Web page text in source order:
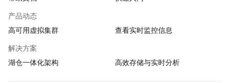
产品动态
高可用虚拟集群
查看实时监控信息
解决方案
湖仓一体化架构
高效存储与实时分析